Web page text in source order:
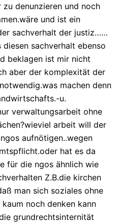
denunzieren und noch
und ist ein
sachverhalt der justiz……
sachverhalt ebenso
beklagen ist mir nicht
aber der komplexität der
machen denn
u.
verwaltungsarbeit ohne
arbeit will der
aufnötigen..wegen
hat es da
für die ngos ähnlich wie
Z.B.die kirchen
man sich soziales ohne
noch denken kann
grundrechtsinternität